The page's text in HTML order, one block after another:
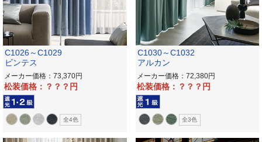
C1026～C1029
ビンテス
メーカー価格：73,370
松装価格：？？？
全4色
C1030～C1032
アルカン
メーカー価格：72,380
松装価格：？？？
全3色